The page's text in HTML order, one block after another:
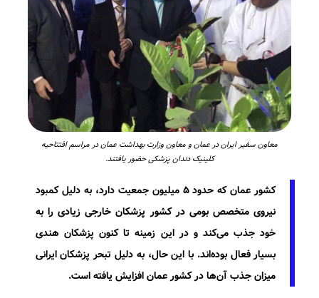
معاون سفیر ایران در عمان و معاون وزارت بهداشت عمان در مراسم افتتاحیه
کلینیک دندان پزشکی حضور یافتند.
کشور عمان که حدود ۵ میلیون جمعیت دارد، به دلیل کمبود
نیروی متخصص بومی در کشور پزشکان خارجی زیادی را به
خود جذب می‌کند و در این زمینه تا کنون پزشکان هندی
بسیار فعال بوده‌اند. با این حال، به دلیل تبحر پزشکان ایرانی
میزان جذب آن‌ها در کشور عمان افزایش یافته است.